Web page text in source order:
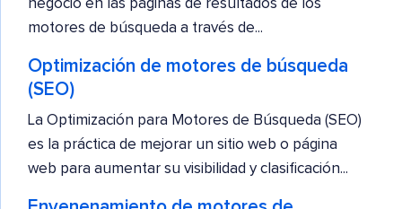
negocio en las páginas de resultados de los
motores de búsqueda a través de...
Optimización de motores de búsqueda
(SEO)
La Optimización para Motores de Búsqueda (SEO)
es la práctica de mejorar un sitio web o página
web para aumentar su visibilidad y clasificación...